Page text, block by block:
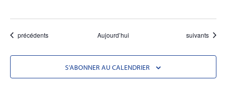
Évènements
précédents Aujourd’hui Évènements
suivants
S’ABONNER AU CALENDRIER